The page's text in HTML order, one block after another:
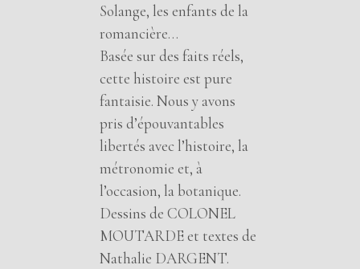
Solange, les enfants de la
romancière…
Basée sur des faits réels,
cette histoire est pure
fantaisie. Nous y avons
pris d’épouvantables
libertés avec l’histoire, la
métronomie et, à
l’occasion, la botanique.
Dessins de COLONEL
MOUTARDE et textes de
Nathalie DARGENT.